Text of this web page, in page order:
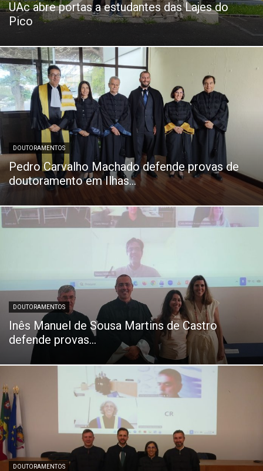
UAc abre portas a estudantes das Lajes do
Pico
DOUTORAMENTOS
Pedro Carvalho Machado defende provas de
doutoramento em Ilhas...
DOUTORAMENTOS
Inês Manuel de Sousa Martins de Castro
defende provas...
DOUTORAMENTOS